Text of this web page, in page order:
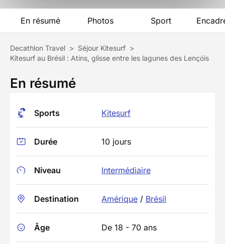
En résumé Photos Sport
Decathlon Travel > Séjour Kitesurf >
Kitesurf au Brésil : Atins, glisse entre les lagunes des Lençóis
En résumé
Sports Kitesurf
Durée 10 jours
Niveau Intermédiaire
Destination Amérique / Brésil
Âge De 18 - 70 ans